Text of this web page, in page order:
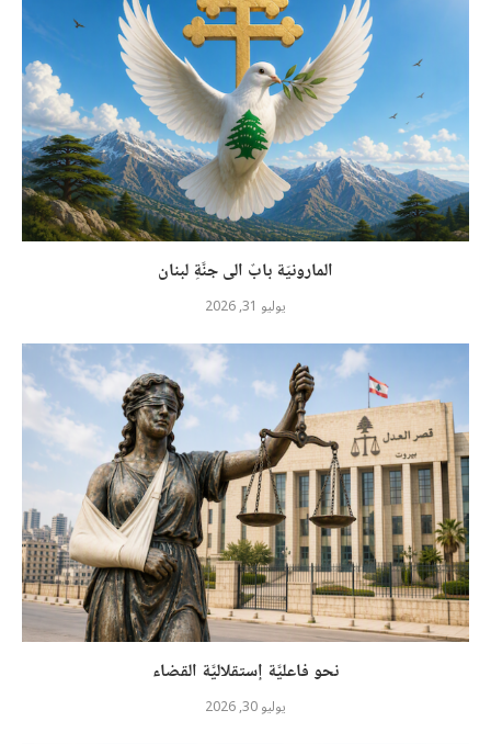
المارونيّة بابٌ الى جنَّةِ لبنان
يوليو 31, 2026
نحو فاعليَّة إستقلاليَّة القضاء
يوليو 30, 2026